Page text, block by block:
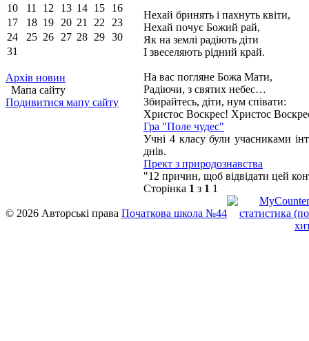
10
11 12 13 14 15
16
17
18 19 20 21 22
23
24
25 26 27 28 29 30
31
Архів новин
Мапа сайту
Подивитися мапу сайту
Нехай бринять і пахнуть квіти,
Нехай почує Божий рай,
Як на землі радіють діти
І звеселяють рідний край.
На вас погляне Божа Мати,
Радіючи, з святих небес…
Збирайтесь, діти, нум співати:
Христос Воскрес! Христос
Гра "Поле чудес"
Учні 4 класу були учасниками
днів.
Прект з природознавства
"12 причин, щоб відвідати цей
Сторінка 1 з 1 1
© 2026 Авторські права Початкова школа №44